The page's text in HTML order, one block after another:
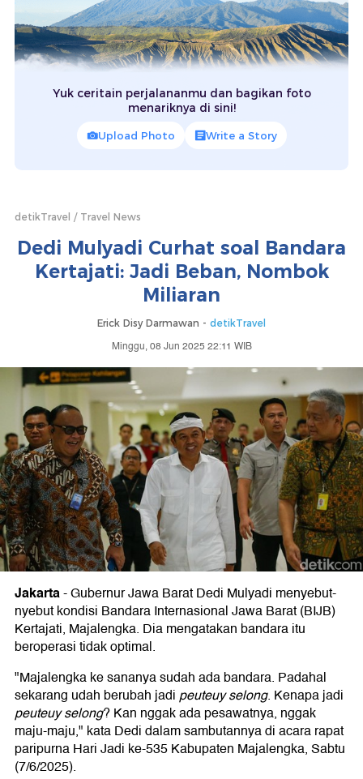
Yuk ceritain perjalananmu dan bagikan foto
menariknya di sini!
Upload Photo Write a Story
detikTravel Travel News
Dedi Mulyadi Curhat soal Bandara
Kertajati: Jadi Beban, Nombok
Miliaran
Erick Disy Darmawan - detikTravel
Minggu, 08 Jun 2025 22:11 WIB
Jakarta-Gubernur Jawa Barat Dedi Mulyadi menyebut-
nyebut kondisi Bandara Internasional Jawa Barat (BIJB)
Kertajati, Majalengka. Dia mengatakan bandara itu
beroperasi tidak optimal.
"Majalengka ke sananya sudah ada bandara. Padahal
sekarang udah berubah jadipeuteuy selong. Kenapa jadi
peuteuy selong? Kan nggak ada pesawatnya, nggak
maju-maju," kata Dedi dalam sambutannya di acara rapat
paripurna Hari Jadi ke-535 Kabupaten Majalengka, Sabtu
(7/6/2025).